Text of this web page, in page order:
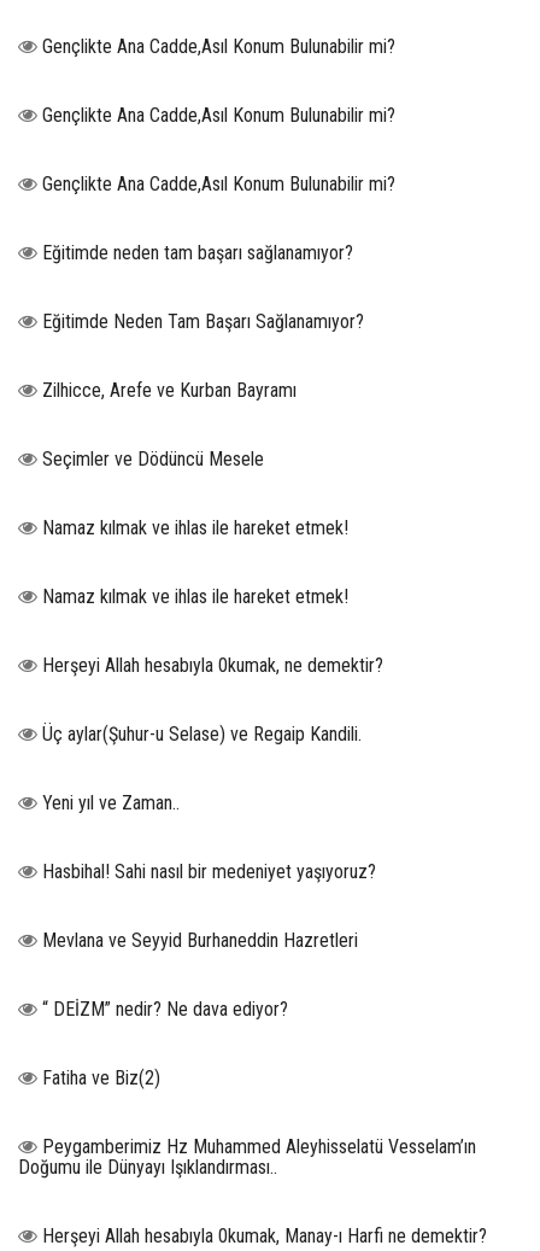
Gençlikte Ana Cadde,Asıl Konum Bulunabilir mi?
Gençlikte Ana Cadde,Asıl Konum Bulunabilir mi?
Gençlikte Ana Cadde,Asıl Konum Bulunabilir mi?
Eğitimde neden tam başarı sağlanamıyor?
Eğitimde Neden Tam Başarı Sağlanamıyor?
Zilhicce, Arefe ve Kurban Bayramı
Seçimler ve Dödüncü Mesele
Namaz kılmak ve ihlas ile hareket etmek!
Namaz kılmak ve ihlas ile hareket etmek!
Herşeyi Allah hesabıyla 0kumak, ne demektir?
Üç aylar(Şuhur-u Selase) ve Regaip Kandili.
Yeni yıl ve Zaman..
Hasbihal! Sahi nasıl bir medeniyet yaşıyoruz?
Mevlana ve Seyyid Burhaneddin Hazretleri
“ DEİZM” nedir? Ne dava ediyor?
Fatiha ve Biz(2)
Peygamberimiz Hz Muhammed Aleyhisselatü Vesselam’ın
Doğumu ile Dünyayı Işıklandırması..
Herşeyi Allah hesabıyla 0kumak, Manay-ı Harfi ne demektir?